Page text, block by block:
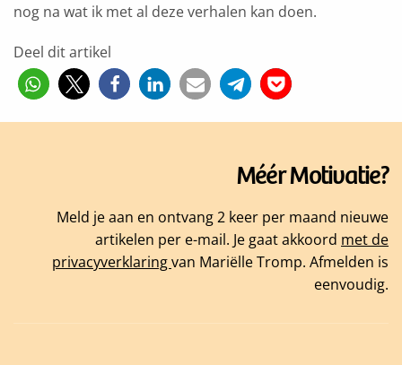
nog na wat ik met al deze verhalen kan doen.
Deel dit artikel
Méér Motivatie?
Meld je aan en ontvang 2 keer per maand nieuwe
artikelen per e-mail. Je gaat akkoord met de
privacyverklaringvan Mariëlle Tromp. Afmelden is
eenvoudig.